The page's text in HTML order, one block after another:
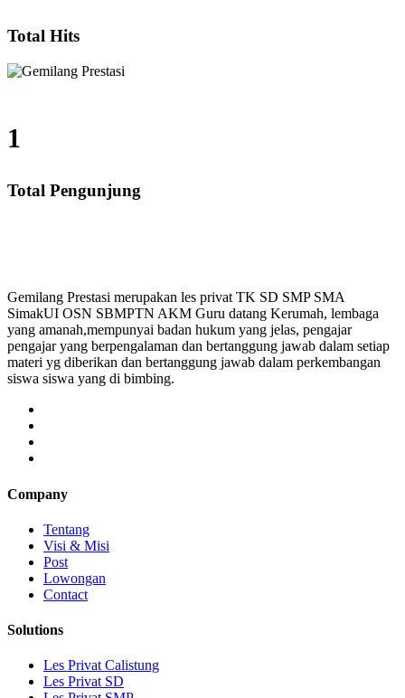
Total Hits
1
Total Pengunjung
Gemilang Prestasi merupakan les privat TK SD SMP SMA
SimakUI OSN SBMPTN AKM Guru datang Kerumah, lembaga
yang amanah,mempunyai badan hukum yang jelas, pengajar
pengajar yang berpengalaman dan bertanggung jawab dalam setiap
materi yg diberikan dan bertanggung jawab dalam perkembangan
siswa siswa yang di bimbing.
Company
Tentang
Visi & Misi
Post
Lowongan
Contact
Solutions
Les Privat Calistung
Les Privat SD